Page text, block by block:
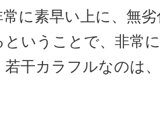
に素早い上に、無
ということで、非常
若干カラフルなのは